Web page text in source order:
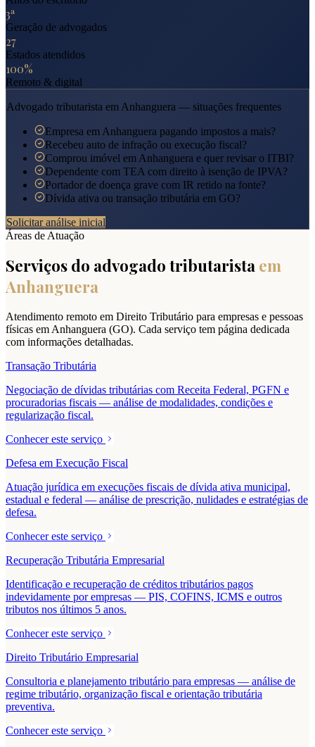
3ª
Geração de advogados
27
Estados atendidos
100%
Remoto & digital
Advogado tributarista em Anhanguera — situações frequentes
Empresa em Anhanguera pagando impostos a mais?
Recebeu auto de infração ou execução fiscal?
Comprou imóvel em Anhanguera e quer revisar o ITBI?
Dependente com TEA com direito à isenção de IPVA?
Portador de doença grave com IR retido na fonte?
Dívida ativa ou transação tributária em GO?
Solicitar análise inicial
Áreas de Atuação
Serviços do advogado tributarista em
Anhanguera
Atendimento remoto em Direito Tributário para empresas e pessoas
físicas em Anhanguera (GO). Cada serviço tem página dedicada
com informações detalhadas.
Transação Tributária
Negociação de dívidas tributárias com Receita Federal, PGFN e
procuradorias fiscais — análise de modalidades, condições e
regularização fiscal.
Conhecer este serviço
Defesa em Execução Fiscal
Atuação jurídica em execuções fiscais de dívida ativa municipal,
estadual e federal — análise de prescrição, nulidades e estratégias de
defesa.
Conhecer este serviço
Recuperação Tributária Empresarial
Identificação e recuperação de créditos tributários pagos
indevidamente por empresas — PIS, COFINS, ICMS e outros
tributos nos últimos 5 anos.
Conhecer este serviço
Direito Tributário Empresarial
Consultoria e planejamento tributário para empresas — análise de
regime tributário, organização fiscal e orientação tributária
preventiva.
Conhecer este serviço